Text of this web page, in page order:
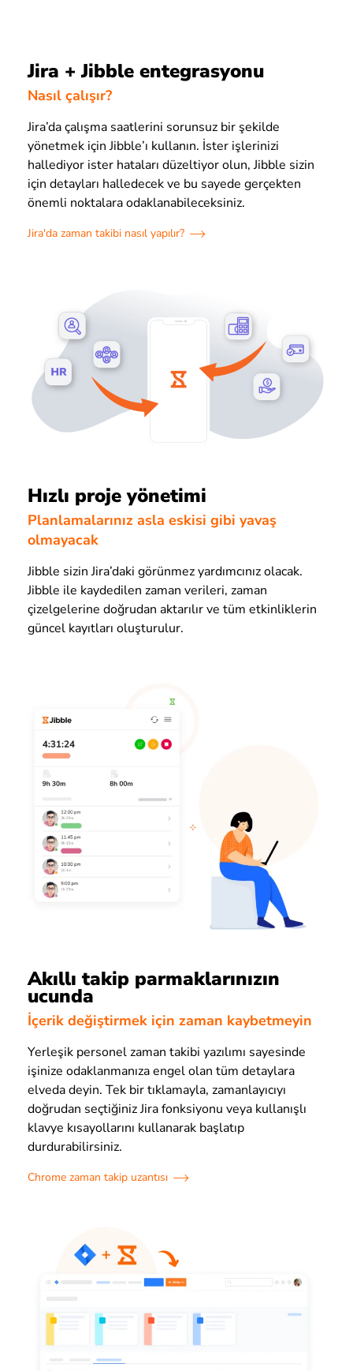
Jira + Jibble entegrasyonu
Nasıl çalışır?
Jira’da çalışma saatlerini sorunsuz bir şekilde
yönetmek için Jibble’ı kullanın. İster işlerinizi
hallediyor ister hataları düzeltiyor olun, Jibble sizin
için detayları halledecek ve bu sayede gerçekten
önemli noktalara odaklanabileceksiniz.
Jira'da zaman takibi nasıl yapılır?
Hızlı proje yönetimi
Planlamalarınız asla eskisi gibi yavaş
olmayacak
Jibble sizin Jira’daki görünmez yardımcınız olacak.
Jibble ile kaydedilen zaman verileri, zaman
çizelgelerine doğrudan aktarılır ve tüm etkinliklerin
güncel kayıtları oluşturulur.
Akıllı takip parmaklarınızın
ucunda
İçerik değiştirmek için zaman kaybetmeyin
Yerleşik personel zaman takibi yazılımı sayesinde
işinize odaklanmanıza engel olan tüm detaylara
elveda deyin. Tek bir tıklamayla, zamanlayıcıyı
doğrudan seçtiğiniz Jira fonksiyonu veya kullanışlı
klavye kısayollarını kullanarak başlatıp
durdurabilirsiniz.
Chrome zaman takip uzantısı